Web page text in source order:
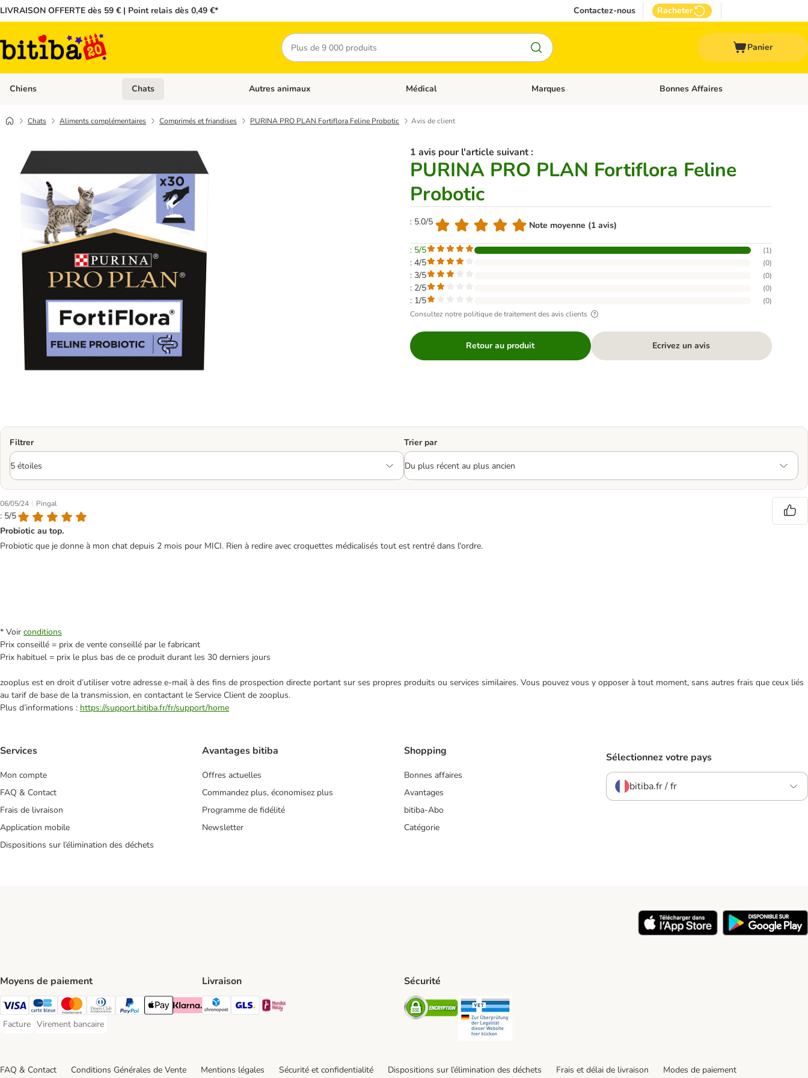
LIVRAISON OFFERTE dès 59 € | Point relais dès 0,49 €* Contactez-nous Racheter
Rechercher
Panier
Chiens Dérouler les catégories: Chiens
Chats Dérouler les catégories: Chats
Autres animaux Dérouler les catégories: Autres animaux
Médical Dérouler les catégories: Médical
Marques Dérouler les catégories: Marques
Bonnes Affaires
Chats Aliments complémentaires Comprimés et friandises PURINA PRO PLAN Fortiflora Feline Probotic Avis de client
1 avis pour l'article suivant :
PURINA PRO PLAN Fortiflora Feline
Probotic
: 5.0/5 Note moyenne (1 avis)
: 5/5 (1)
: 4/5 (0)
: 3/5 (0)
: 2/5 (0)
: 1/5 (0)
Consultez notre politique de traitement des avis clients
Retour au produit Ecrivez un avis
Filtrer Trier par
06/05/24 | Pingal
: 5/5
Probiotic au top.
Probiotic que je donne à mon chat depuis 2 mois pour MICI. Rien à redire avec croquettes médicalisés tout est rentré dans l'ordre.
* Voir conditions
Prix conseillé = prix de vente conseillé par le fabricant
Prix habituel = prix le plus bas de ce produit durant les 30 derniers jours
zooplus est en droit d’utiliser votre adresse e‑mail à des fins de prospection directe portant sur ses propres produits ou services similaires. Vous pouvez vous y opposer à tout moment, sans autres frais que ceux liés
au tarif de base de la transmission, en contactant le Service Client de zooplus.
Plus d’informations : https://support.bitiba.fr/fr/support/home
Services
Mon compte
FAQ & Contact
Frais de livraison
Application mobile
Dispositions sur l’élimination des déchets
Avantages bitiba
Offres actuelles
Commandez plus, économisez plus
Programme de fidélité
Newsletter
Shopping
Bonnes affaires
Avantages
bitiba-Abo
Catégorie
Sélectionnez votre pays
bitiba.fr / fr
Moyens de paiement
Visa Payment Method
carte bleue Payment Method
Master Card Payment Method
Diners Club Payment Method
Paypal Payment Method
Apple Pay Payment Method
Klarna Payment Method
Facture
Facture Payment Method
Virement bancaire
Virement bancaire Payment Method
Livraison
Chronopost Shipping Method
GLS Shipping Method
Mondial relay Shipping Method
Sécurité
Security
FAQ & Contact Conditions Générales de Vente Mentions légales Sécurité et confidentialité Dispositions sur l’élimination des déchets Frais et délai de livraison Modes de paiement